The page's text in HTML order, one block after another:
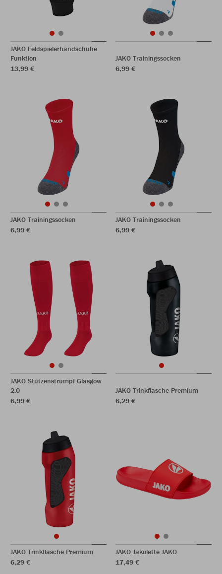
JAKO Feldspielerhandschuhe
Funktion
13,99 €
JAKO Trainingssocken
6,99 €
JAKO Trainingssocken
6,99 €
JAKO Trainingssocken
6,99 €
JAKO Stutzenstrumpf Glasgow
2.0
6,99 €
JAKO Trinkflasche Premium
6,29 €
JAKO Trinkflasche Premium
6,29 €
JAKO Jakolette JAKO
17,49 €